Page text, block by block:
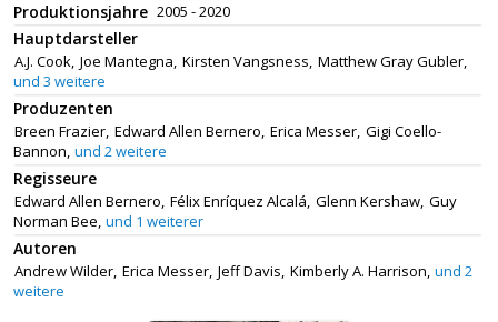
Produktionsjahre 2005 - 2020
Hauptdarsteller
A.J. Cook, Joe Mantegna, Kirsten Vangsness, Matthew Gray Gubler,
und 3 weitere
Produzenten
Breen Frazier, Edward Allen Bernero, Erica Messer, Gigi Coello-
Bannon, und 2 weitere
Regisseure
Edward Allen Bernero, Félix Enríquez Alcalá, Glenn Kershaw, Guy
Norman Bee, und 1 weiterer
Autoren
Andrew Wilder, Erica Messer, Jeff Davis, Kimberly A. Harrison, und 2
weitere